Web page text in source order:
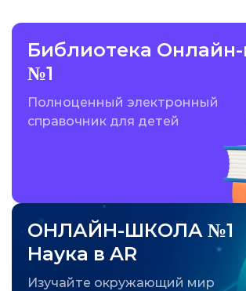
Библиотека
№1
Полноценный электронный
справочник для детей
ОНЛАЙН-ШКОЛА №1
Наука в AR
Изучайте окружающий мир